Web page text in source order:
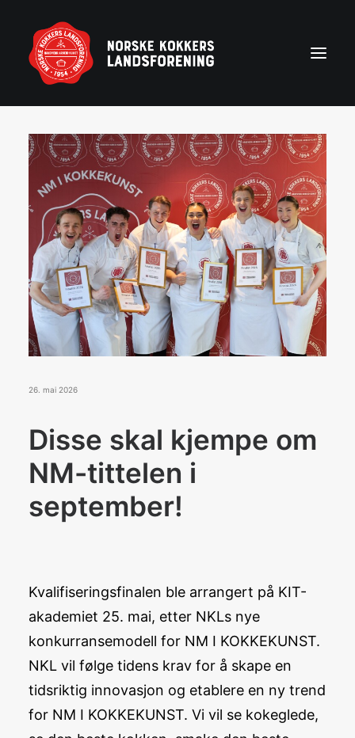
Forside
Aktuelt
Om NKL
Kontakt NKL-foreninger
Bli medlem
Årshjul
Partnerprogram
Rekruttering
Konkurranser
BLI MEDLEM
Search
26. mai 2026
Disse skal kjempe om
NM-tittelen i
september!
Kvalifiseringsfinalen ble arrangert på KIT-
akademiet 25. mai, etter NKLs nye
konkurransemodell for NM I KOKKEKUNST.
NKL vil følge tidens krav for å skape en
tidsriktig innovasjon og etablere en ny trend
for NM I KOKKEKUNST. Vi vil se kokeglede,